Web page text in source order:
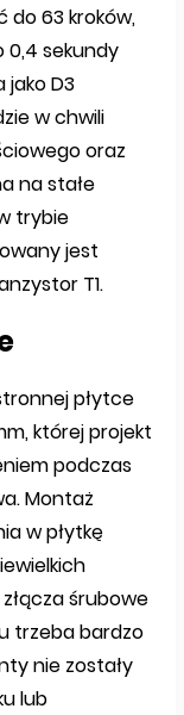
do 63 kroków,
0,4 sekundy
jako D3
w chwili
oraz
na stałe
trybie
jest
T1.
płytce
której projekt
podczas
Montaż
w płytkę
śrubowe
trzeba bardzo
nie zostały
lub